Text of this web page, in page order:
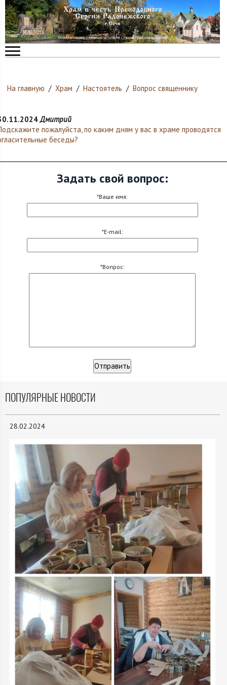
На главную / Храм / Настоятель / Вопрос священнику
Дмитрий
пожалуйста, по каким дням у вас в храме проводятся
беседы?
Задать свой вопрос:
*Ваше имя:
*E-mail:
*Вопрос:
ПОПУЛЯРНЫЕ НОВОСТИ
28.02.2024